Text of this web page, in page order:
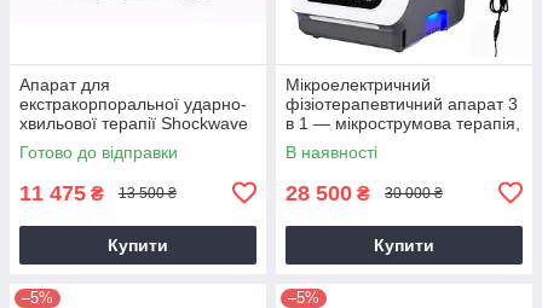
Апарат для
екстракорпоральної ударно-
хвильової терапії Shockwave
T43 УВТ
Готово до відправки
11 475 ₴ 13 500 ₴
Купити
Мікроелектричний
фізіотерапевтичний апарат 3
в 1 — мікрострумова терапія,
меридіанний масаж і
прогрівання м’язів
В наявності
28 500 ₴ 30 000 ₴
Купити
–5% –5%